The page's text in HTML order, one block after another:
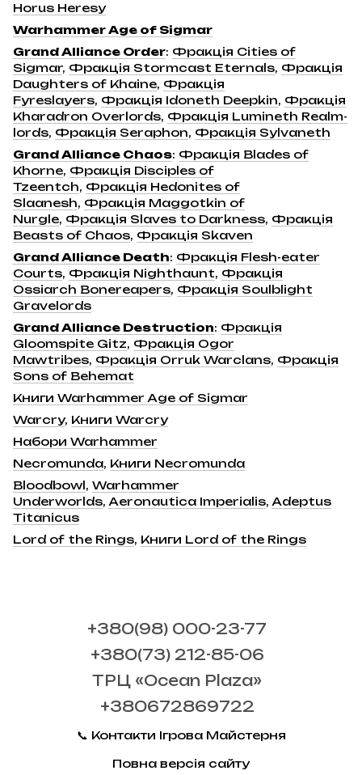
Horus Heresy
Warhammer Age of Sigmar
Grand Alliance Order: Фракція Cities of
Sigmar, Фракція Stormcast Eternals, Фракція
Daughters of Khaine, Фракція
Fyreslayers, Фракція Idoneth Deepkin, Фракція
Kharadron Overlords, Фракція Lumineth Realm-
lords, Фракція Seraphon, Фракція Sylvaneth
Grand Alliance Chaos: Фракція Blades of
Khorne, Фракція Disciples of
Tzeentch, Фракція Hedonites of
Slaanesh, Фракція Maggotkin of
Nurgle, Фракція Slaves to Darkness, Фракція
Beasts of Chaos, Фракція Skaven
Grand Alliance Death: Фракція Flesh-eater
Courts, Фракція Nighthaunt, Фракція
Ossiarch Bonereapers, Фракція Soulblight
Gravelords
Grand Alliance Destruction: Фракція
Gloomspite Gitz, Фракція Ogor
Mawtribes, Фракція Orruk Warclans, Фракція
Sons of Behemat
Книги Warhammer Age of Sigmar
Warcry, Книги Warcry
Набори Warhammer
Necromunda, Книги Necromunda
Bloodbowl, Warhammer
Underworlds, Aeronautica Imperialis, Adeptus
Titanicus
Lord of the Rings, Книги Lord of the Rings
+380(98) 000-23-77
+380(73) 212-85-06
ТРЦ «Ocean Plaza»
+380672869722
📞 Контакти Ігрова Майстерня
Повна версія сайту